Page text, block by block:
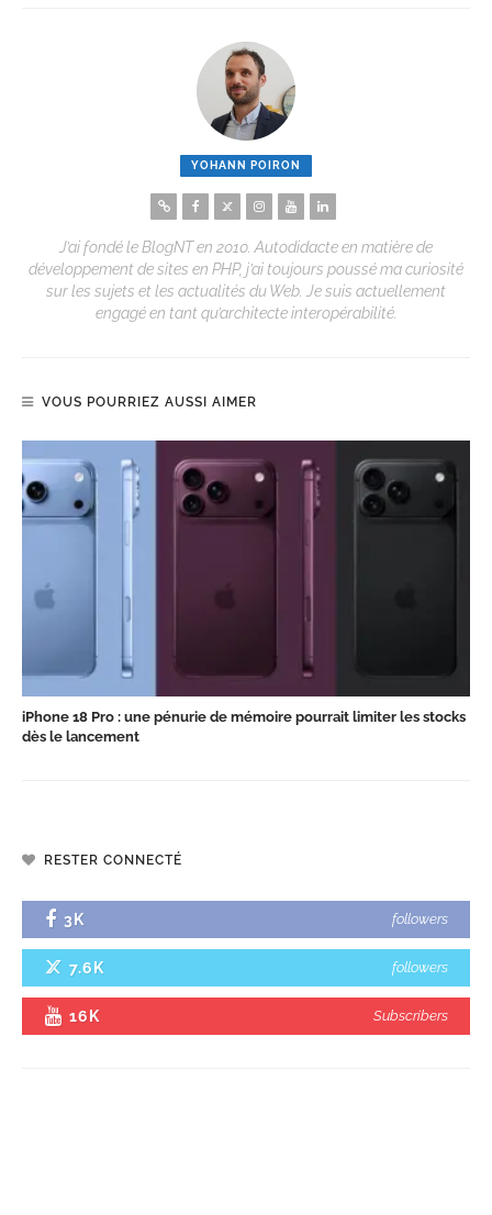
YOHANN POIRON
J’ai fondé le BlogNT en 2010. Autodidacte en matière de
développement de sites en PHP, j’ai toujours poussé ma curiosité
sur les sujets et les actualités du Web. Je suis actuellement
engagé en tant qu’architecte interopérabilité.
VOUS POURRIEZ AUSSI AIMER
iPhone 18 Pro : une pénurie de mémoire pourrait limiter les stocks
dès le lancement
RESTER CONNECTÉ
3K followers
7.6K followers
16K Subscribers